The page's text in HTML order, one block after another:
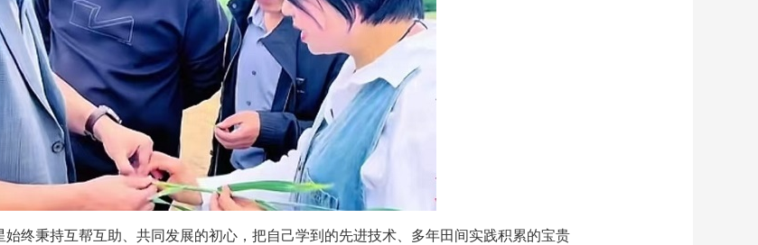
终秉持互帮互助、共同发展的初心，把自己学到的先进技术、多年田间实践积累的宝贵